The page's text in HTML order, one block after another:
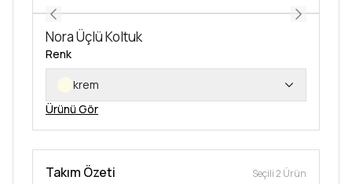
Nora Üçlü Koltuk
Renk
krem
Ürünü Gör
Takım Özeti Seçili 2 Ürün